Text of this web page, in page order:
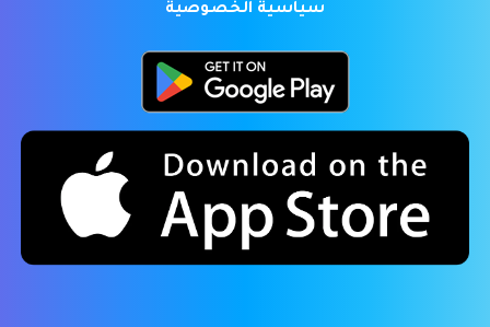
سياسية الخصوصية